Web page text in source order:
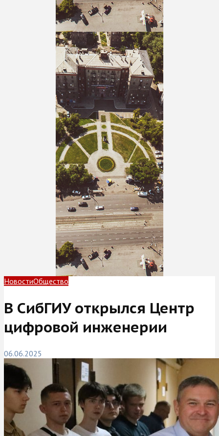
НовостиОбщество
В СибГИУ открылся Центр
цифровой инженерии
06.06.2025